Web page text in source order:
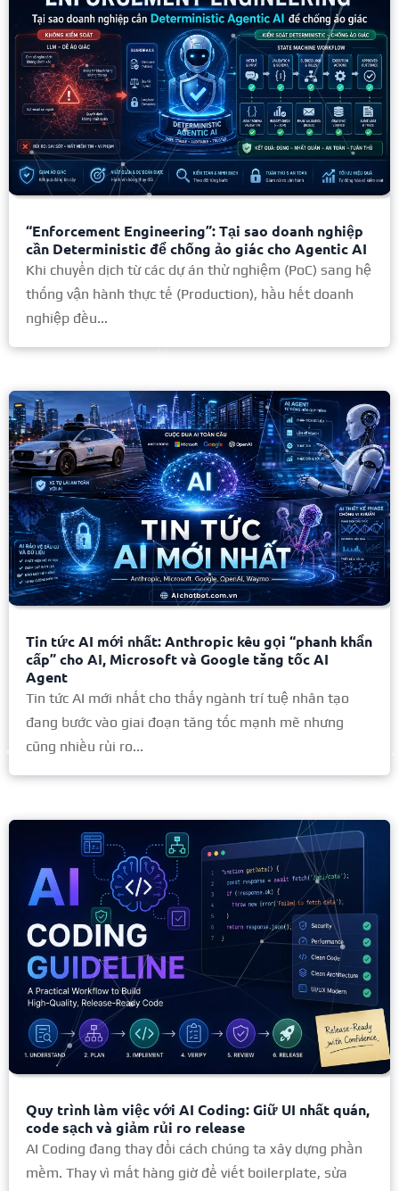
“Enforcement Engineering”: Tại sao doanh nghiệp
cần Deterministic để chống ảo giác cho Agentic AI
Khi chuyển dịch từ các dự án thử nghiệm (PoC) sang hệ
thống vận hành thực tế (Production), hầu hết doanh
nghiệp đều...
Tin tức AI mới nhất: Anthropic kêu gọi “phanh khẩn
cấp” cho AI, Microsoft và Google tăng tốc AI
Agent
Tin tức AI mới nhất cho thấy ngành trí tuệ nhân tạo
đang bước vào giai đoạn tăng tốc mạnh mẽ nhưng
cũng nhiều rủi ro...
Quy trình làm việc với AI Coding: Giữ UI nhất quán,
code sạch và giảm rủi ro release
AI Coding đang thay đổi cách chúng ta xây dựng phần
mềm. Thay vì mất hàng giờ để viết boilerplate, sửa